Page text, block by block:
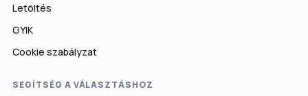
Letöltés
GYIK
Cookie szabályzat
SEGÍTSÉG A VÁLASZTÁSHOZ